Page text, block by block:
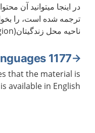
ترجمه شده است، را
ناحیه محل زندگیتان(region) را بالای صفحه انتخاب کنید
1177 in other languages
that the material is
available in English.